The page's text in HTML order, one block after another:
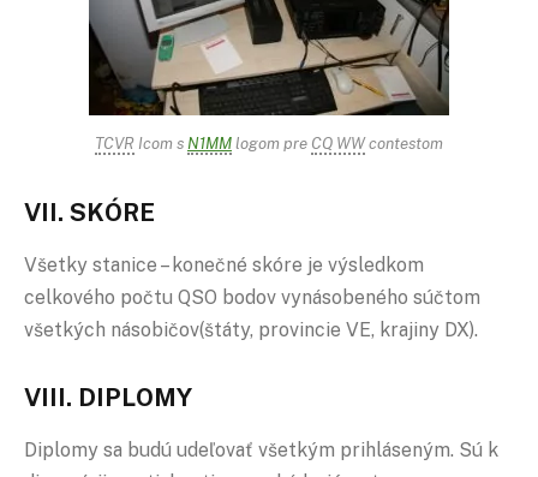
TCVR Icom s N1MMlogom pre CQ WWcontestom
VII. SKÓRE
Všetky stanice – konečné skóre je výsledkom
celkového počtu QSO bodov vynásobeného súčtom
všetkých násobičov(štáty, provincie VE, krajiny DX).
VIII. DIPLOMY
Diplomy sa budú udeľovať všetkým prihláseným. Sú k